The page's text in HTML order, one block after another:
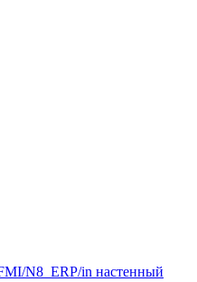
N8_ERP/in настенный